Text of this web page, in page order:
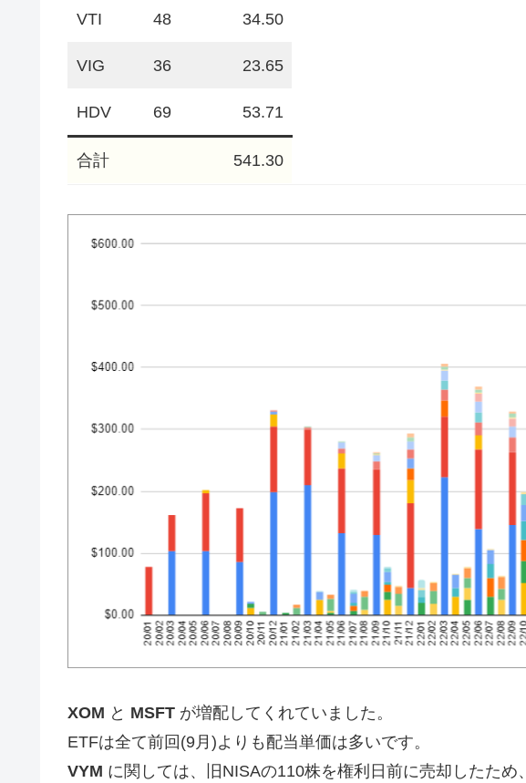
VTI 48 34.50
VIG 36 23.65
HDV 69 53.71
合計 541.30
XOM と MSFT が増配してくれていました。
ETFは全て前回(9月)よりも配当単価は多いです。
VYM に関しては、旧NISAの110株を権利日前に売却したため、